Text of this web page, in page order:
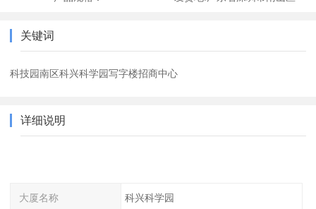
关键词
科技园南区科兴科学园写字楼招商中心
详细说明
大厦名称 科兴科学园